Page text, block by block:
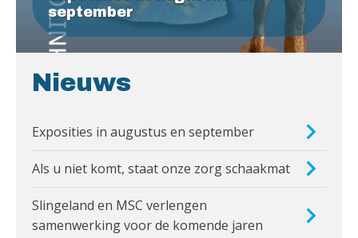
september
Nieuws
Exposities in augustus en september
Als u niet komt, staat onze zorg schaakmat
Slingeland en MSC verlengen
samenwerking voor de komende jaren